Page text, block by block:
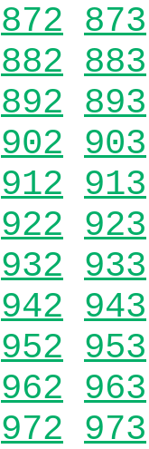
872 873
882 883
892 893
902 903
912 913
922 923
932 933
942 943
952 953
962 963
972 973